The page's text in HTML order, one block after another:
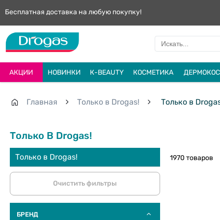
Бесплатная доставка на любую покупку!
АКЦИИ НОВИНКИ К-BEAUTY КОСМЕТИКА
Главная Только в Drogas! Только в
Только В Drogas!
Только в Drogas!
Очистить фильтры
БРЕНД
1970 товаров